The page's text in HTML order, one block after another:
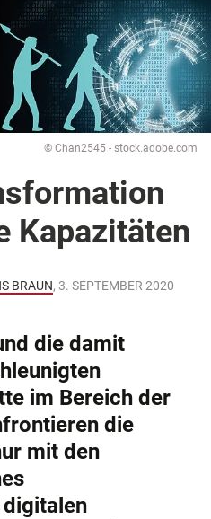
© Chan2545 - stock.adobe.com
Kapazitäten
BRAUN, 3. SEPTEMBER 2020
die damit
im Bereich der
die
mit den